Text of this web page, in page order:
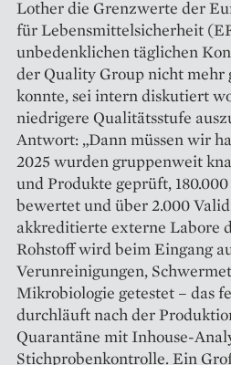
Lother die Grenzwerte der
für Lebensmittelsicherheit
unbedenklichen täglichen
der Quality Group nicht mehr
konnte, sei intern diskutiert
niedrigere Qualitätsstufe
Antwort: „Dann müssen wir
2025 wurden gruppenweit
und Produkte geprüft,
bewertet und über 2.000
akkreditierte externe Labore
Rohstoff wird beim Eingang
Verunreinigungen,
Mikrobiologie getestet – das
durchläuft nach der
Quarantäne mit Inhouse-
Stichprobenkontrolle. Ein